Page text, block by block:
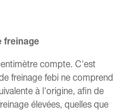
freinage
compte. C'est
freinage febi ne comprend
à l'origine, afin de
élevées, quelles que